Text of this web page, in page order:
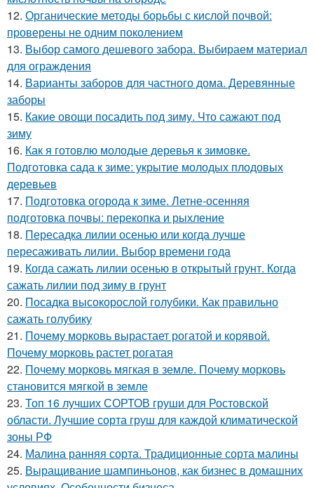
12. Органические методы борьбы с кислой почвой:
проверены не одним поколением
13. Выбор самого дешевого забора. Выбираем материал
для ограждения
14. Варианты заборов для частного дома. Деревянные
заборы
15. Какие овощи посадить под зиму. Что сажают под
зиму
16. Как я готовлю молодые деревья к зимовке.
Подготовка сада к зиме: укрытие молодых плодовых
деревьев
17. Подготовка огорода к зиме. Летне-осенняя
подготовка почвы: перекопка и рыхление
18. Пересадка лилии осенью или когда лучше
пересаживать лилии. Выбор времени года
19. Когда сажать лилии осенью в открытый грунт. Когда
сажать лилии под зиму в грунт
20. Посадка высокорослой голубики. Как правильно
сажать голубику
21. Почему морковь вырастает рогатой и корявой.
Почему морковь растет рогатая
22. Почему морковь мягкая в земле. Почему морковь
становится мягкой в земле
23. Топ 16 лучших СОРТОВ груши для Ростовской
области. Лучшие сорта груш для каждой климатической
зоны РФ
24. Малина ранняя сорта. Традиционные сорта малины
25. Выращивание шампиньонов, как бизнес в домашних